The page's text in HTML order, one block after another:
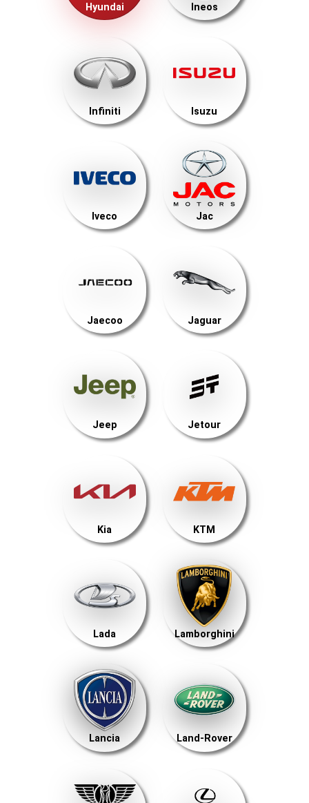
Hyundai Ineos
Infiniti Isuzu
Iveco Jac
Jaecoo Jaguar
Jeep Jetour
Kia KTM
Lada Lamborghini
Lancia Land-Rover